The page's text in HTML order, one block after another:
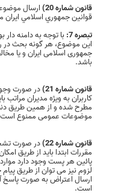
قانون شماره 20) ارسال
قوانين جمهوري اسلامي
تبصره 7:
با توجه به دامنه
این موضوع، هر گونه بحث در
جمهوری اسلامی ایران و يا
باشد.
قانون شماره 21) در صورت
کاربران به ویژه مدیران مراتب
مطرح شده و از همین طریق
موضوعات عمومی ممنوع
قانون شماره 22) در صورت
مقررات ابتدا باید از طریق
پائین هر پست وجود دارد
لزوم نیز می توان از طریق
ارسال اعتراض به صورت
است.